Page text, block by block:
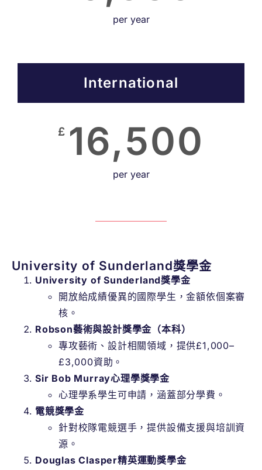
per year
International
£ 16,500
per year
University of Sunderland獎學金
University of Sunderland獎學金
開放給成績優異的國際學生，金額依個案審
核。
Robson藝術與設計獎學金（本科）
專攻藝術、設計相關領域，提供£1,000–
£3,000資助。
Sir Bob Murray心理學獎學金
心理學系學生可申請，涵蓋部分學費。
電競獎學金
針對校隊電競選手，提供設備支援與培訓資
源。
Douglas Clasper精英運動獎學金